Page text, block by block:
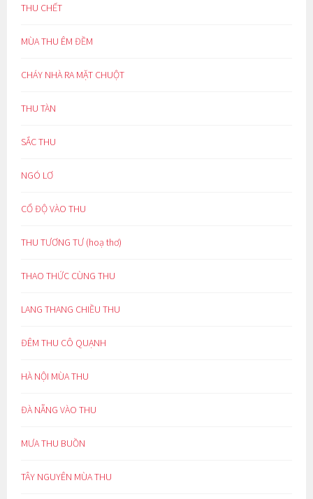
THU CHẾT
MÙA THU ÊM ĐỀM
CHÁY NHÀ RA MẶT CHUỘT
THU TÀN
SẮC THU
NGÓ LƠ
CỔ ĐỘ VÀO THU
THU TƯƠNG TƯ (hoạ thơ)
THAO THỨC CÙNG THU
LANG THANG CHIỀU THU
ĐÊM THU CÔ QUẠNH
HÀ NỘI MÙA THU
ĐÀ NẴNG VÀO THU
MƯA THU BUỒN
TÂY NGUYÊN MÙA THU